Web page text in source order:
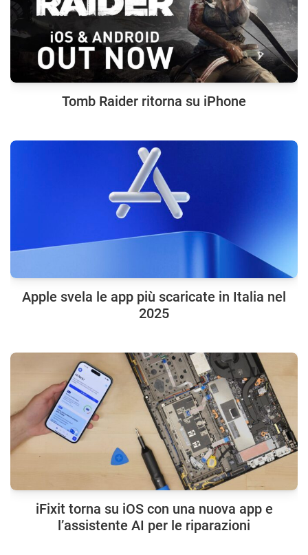
Tomb Raider ritorna su iPhone
Apple svela le app più scaricate in Italia nel
2025
iFixit torna su iOS con una nuova app e
l’assistente AI per le riparazioni